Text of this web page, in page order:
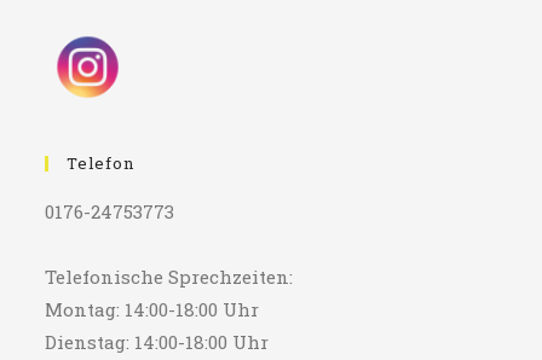
Telefon
0176-24753773
Telefonische Sprechzeiten:
Montag: 14:00-18:00 Uhr
Dienstag: 14:00-18:00 Uhr